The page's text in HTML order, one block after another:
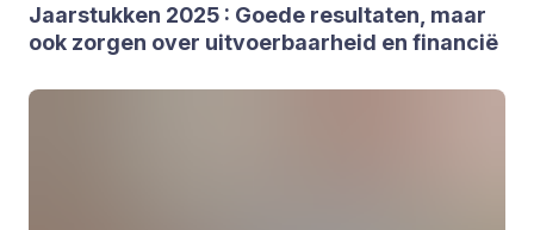
Jaar­stuk­ken 2025 : Goe­de resul­ta­ten, maar
ook zor­gen over uit­voer­baar­heid en finan­cië